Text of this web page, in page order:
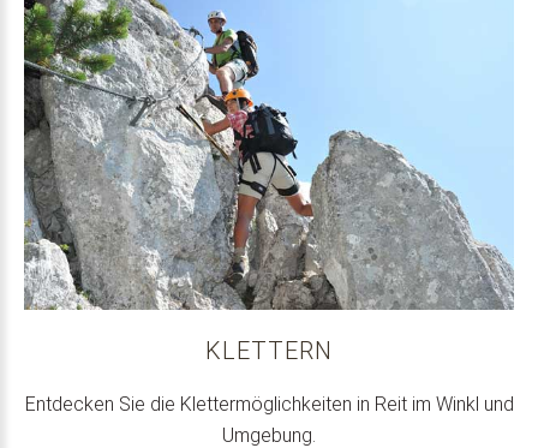
KLETTERN
Entdecken Sie die Klettermöglichkeiten in Reit im Winkl und
Umgebung.